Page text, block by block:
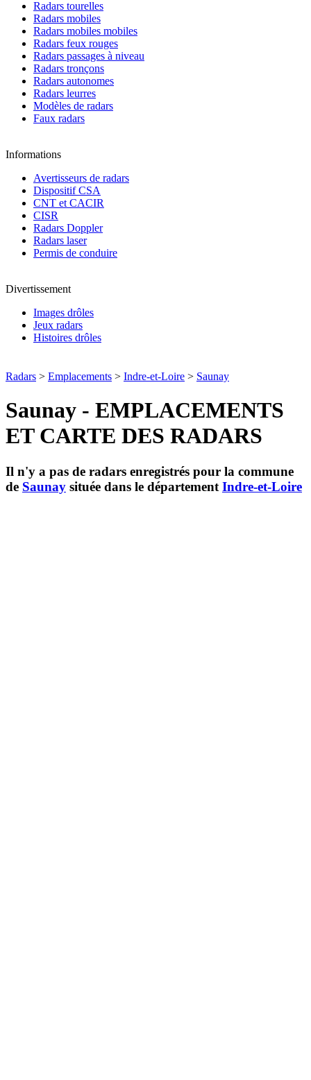
Radars tourelles
Radars mobiles
Radars mobiles mobiles
Radars feux rouges
Radars passages à niveau
Radars tronçons
Radars autonomes
Radars leurres
Modèles de radars
Faux radars
Informations
Avertisseurs de radars
Dispositif CSA
CNT et CACIR
CISR
Radars Doppler
Radars laser
Permis de conduire
Divertissement
Images drôles
Jeux radars
Histoires drôles
Radars > Emplacements > Indre-et-Loire > Saunay
Saunay - EMPLACEMENTS
ET CARTE DES RADARS
Il n'y a pas de radars enregistrés pour la commune
de Saunay située dans le département Indre-et-Loire